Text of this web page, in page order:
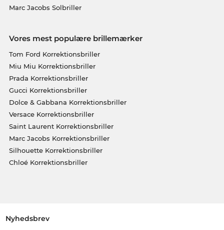
Marc Jacobs Solbriller
Vores mest populære brillemærker
Tom Ford Korrektionsbriller
Miu Miu Korrektionsbriller
Prada Korrektionsbriller
Gucci Korrektionsbriller
Dolce & Gabbana Korrektionsbriller
Versace Korrektionsbriller
Saint Laurent Korrektionsbriller
Marc Jacobs Korrektionsbriller
Silhouette Korrektionsbriller
Chloé Korrektionsbriller
Nyhedsbrev